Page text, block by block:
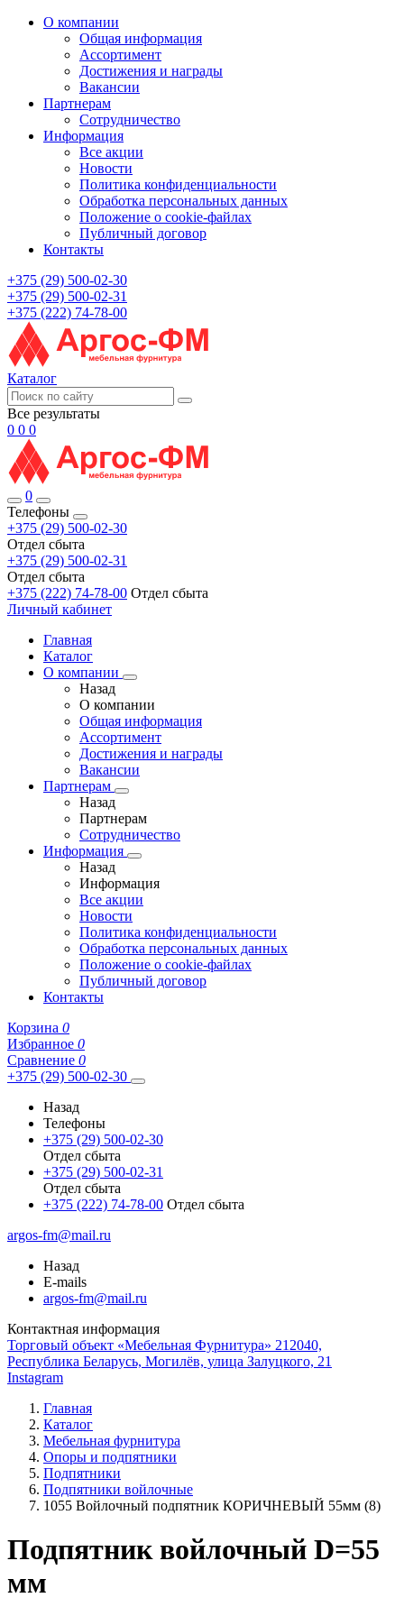
О компании
Общая информация
Ассортимент
Достижения и награды
Вакансии
Партнерам
Сотрудничество
Информация
Все акции
Новости
Политика конфиденциальности
Обработка персональных данных
Положение о cookie-файлах
Публичный договор
Контакты
+375 (29) 500-02-30
+375 (29) 500-02-31
+375 (222) 74-78-00
Каталог
Все результаты
0 0 0
0
Телефоны
+375 (29) 500-02-30
Отдел сбыта
+375 (29) 500-02-31
Отдел сбыта
+375 (222) 74-78-00 Отдел сбыта
Личный кабинет
Главная
Каталог
О компании
Назад
О компании
Общая информация
Ассортимент
Достижения и награды
Вакансии
Партнерам
Назад
Партнерам
Сотрудничество
Информация
Назад
Информация
Все акции
Новости
Политика конфиденциальности
Обработка персональных данных
Положение о cookie-файлах
Публичный договор
Контакты
Корзина 0
Избранное 0
Сравнение 0
+375 (29) 500-02-30
Назад
Телефоны
+375 (29) 500-02-30
Отдел сбыта
+375 (29) 500-02-31
Отдел сбыта
+375 (222) 74-78-00 Отдел сбыта
argos-fm@mail.ru
Назад
E-mails
argos-fm@mail.ru
Контактная информация
Торговый объект «Мебельная Фурнитура» 212040,
Республика Беларусь, Могилёв, улица Залуцкого, 21
Instagram
Главная
Каталог
Мебельная фурнитура
Опоры и подпятники
Подпятники
Подпятники войлочные
1055 Войлочный подпятник КОРИЧНЕВЫЙ 55мм (8)
Подпятник войлочный D=55
мм